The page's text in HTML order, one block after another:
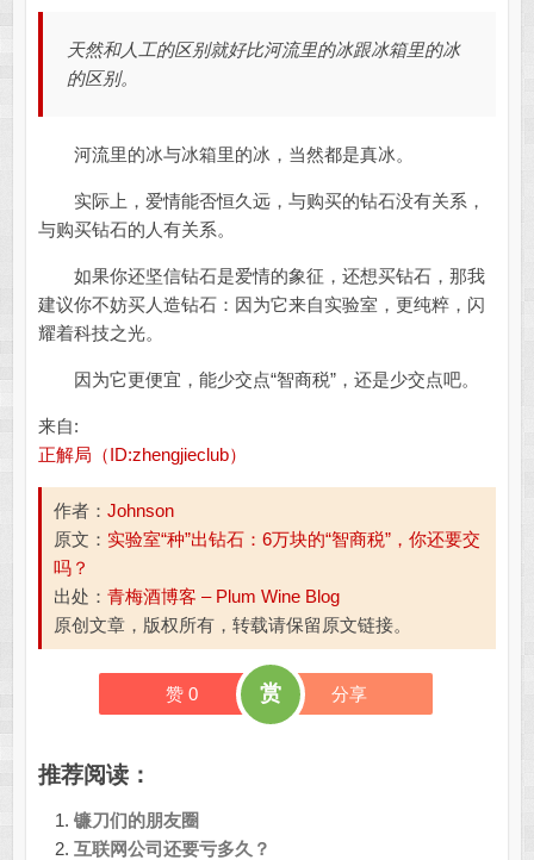
天然和人工的区别就好比河流里的冰跟冰箱里的冰
的区别。
河流里的冰与冰箱里的冰，当然都是真冰。
实际上，爱情能否恒久远，与购买的钻石没有关系，
与购买钻石的人有关系。
如果你还坚信钻石是爱情的象征，还想买钻石，那我
建议你不妨买人造钻石：因为它来自实验室，更纯粹，闪
耀着科技之光。
因为它更便宜，能少交点“智商税”，还是少交点吧。
来自:
正解局（ID:zhengjieclub）
作者： Johnson
原文： 实验室“种”出钻石：6万块的“智商税”，你还要交
吗？
出处： 青梅酒博客 – Plum Wine Blog
原创文章，版权所有，转载请保留原文链接。
赞 0 赏 分享
推荐阅读：
镰刀们的朋友圈
互联网公司还要亏多久？